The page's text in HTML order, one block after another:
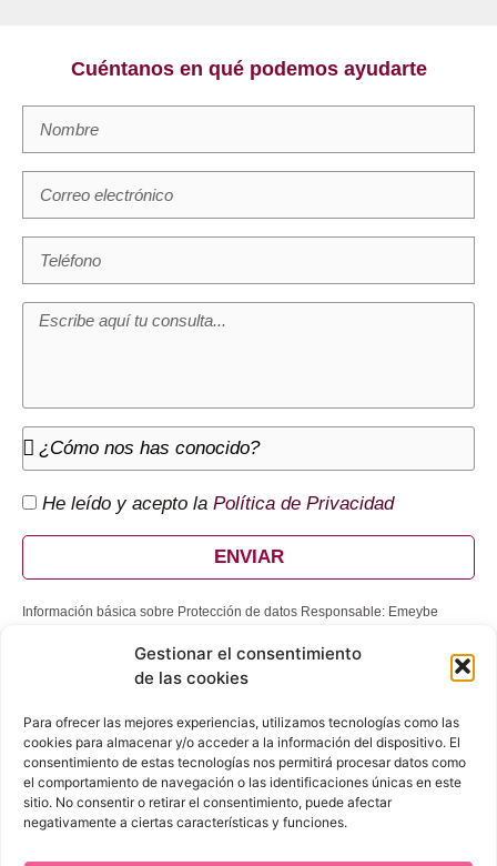
Gestionar el consentimiento
de las cookies
Para ofrecer las mejores experiencias, utilizamos tecnologías como las
cookies para almacenar y/o acceder a la información del dispositivo. El
consentimiento de estas tecnologías nos permitirá procesar datos como
el comportamiento de navegación o las identificaciones únicas en este
sitio. No consentir o retirar el consentimiento, puede afectar
negativamente a ciertas características y funciones.
Cuéntanos en qué podemos ayudarte
He leído y acepto la Política de Privacidad
ENVIAR
Información básica sobre Protección de datos Responsable: Emeybe
comerciales; Legitimación: Ejecución de un contrato, consentimiento del
interesado, interés legítimo del Responsable; Destinatarios: No se cederán
en la información adicional, que puede ejercer dirigiéndose a
info@emeybeabogados.es o Avenida de la Constitución, 23 (Granada);
Procedencia: El propio interesado; Información adicional:
www.emeybeabogados.es